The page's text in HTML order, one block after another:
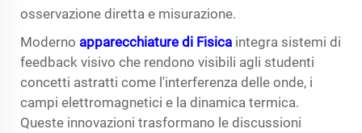
osservazione diretta e misurazione.
Moderno apparecchiature di Fisica integra sistemi di
feedback visivo che rendono visibili agli studenti
concetti astratti come l'interferenza delle onde, i
campi elettromagnetici e la dinamica termica.
Queste innovazioni trasformano le discussioni